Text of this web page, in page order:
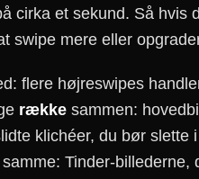
cirka et sekund. Så hvis
swipe mere eller
flere højreswipes
række sammen:
klichéer, du bør slette
Tinder-billederne,